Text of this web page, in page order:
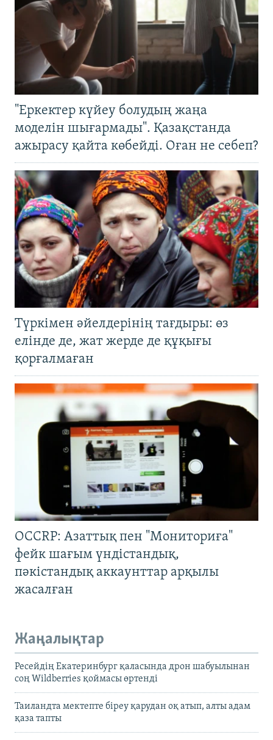
"Еркектер күйеу болудың жаңа
моделін шығармады". Қазақстанда
ажырасу қайта көбейді. Оған не себеп?
Түркімен әйелдерінің тағдыры: өз
елінде де, жат жерде де құқығы
қорғалмаған
OCCRP: Азаттық пен "Мониториға"
фейк шағым үндістандық,
пәкістандық аккаунттар арқылы
жасалған
Жаңалықтар
Ресейдің Екатеринбург қаласында дрон шабуылынан
соң Wildberries қоймасы өртенді
Таиландта мектепте біреу қарудан оқ атып, алты адам
қаза тапты